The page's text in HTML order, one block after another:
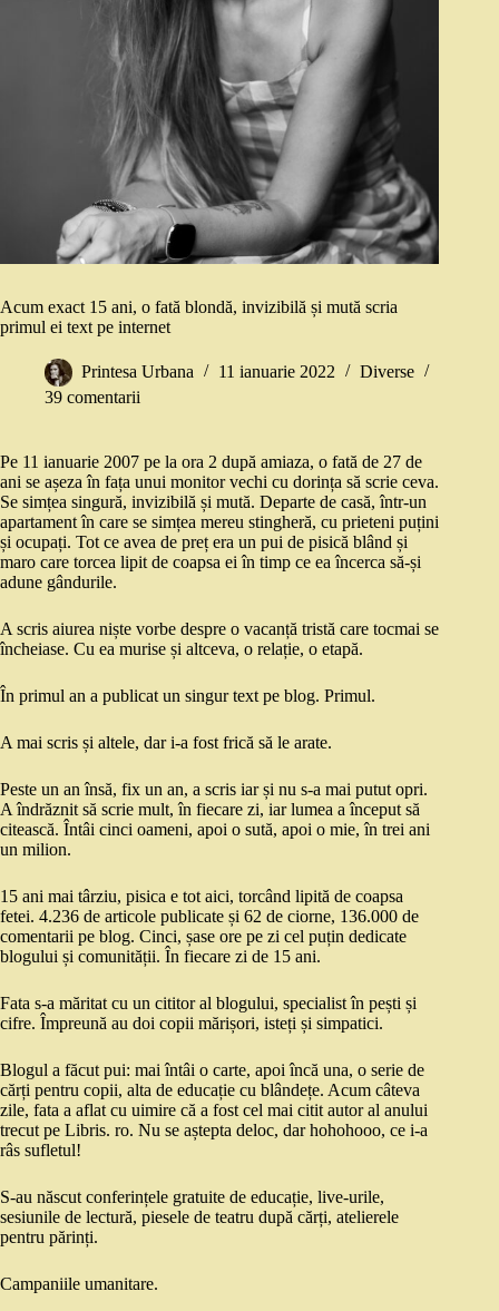
Acum exact 15 ani, o fată blondă, invizibilă și mută scria
primul ei text pe internet
Printesa Urbana 11 ianuarie 2022
Diverse
39 comentarii
Pe 11 ianuarie 2007 pe la ora 2 după amiaza, o fată de 27 de
ani se așeza în fața unui monitor vechi cu dorința să scrie ceva.
Se simțea singură, invizibilă și mută. Departe de casă, într-un
apartament în care se simțea mereu stingheră, cu prieteni puțini
și ocupați. Tot ce avea de preț era un pui de pisică blând și
maro care torcea lipit de coapsa ei în timp ce ea încerca să-și
adune gândurile.
A scris aiurea niște vorbe despre o vacanță tristă care tocmai se
încheiase. Cu ea murise și altceva, o relație, o etapă.
În primul an a publicat un singur text pe blog. Primul.
A mai scris și altele, dar i-a fost frică să le arate.
Peste un an însă, fix un an, a scris iar și nu s-a mai putut opri.
A îndrăznit să scrie mult, în fiecare zi, iar lumea a început să
citească. Întâi cinci oameni, apoi o sută, apoi o mie, în trei ani
un milion.
15 ani mai târziu, pisica e tot aici, torcând lipită de coapsa
fetei. 4.236 de articole publicate și 62 de ciorne, 136.000 de
comentarii pe blog. Cinci, șase ore pe zi cel puțin dedicate
blogului și comunității. În fiecare zi de 15 ani.
Fata s-a măritat cu un cititor al blogului, specialist în pești și
cifre. Împreună au doi copii mărișori, isteți și simpatici.
Blogul a făcut pui: mai întâi o carte, apoi încă una, o serie de
cărți pentru copii, alta de educație cu blândețe. Acum câteva
zile, fata a aflat cu uimire că a fost cel mai citit autor al anului
trecut pe Libris. ro. Nu se aștepta deloc, dar hohohooo, ce i-a
râs sufletul!
S-au născut conferințele gratuite de educație, live-urile,
sesiunile de lectură, piesele de teatru după cărți, atelierele
pentru părinți.
Campaniile umanitare.